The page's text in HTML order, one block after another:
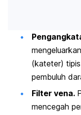
(kateter)
pembuluh
Filter vena.
mencegah